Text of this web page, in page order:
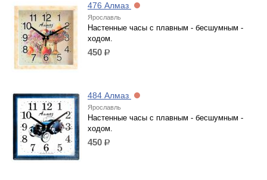
476 Алмаз
Ярославль
Настенные часы с плавным - бесшумным -
ходом.
450 р.
484 Алмаз
Ярославль
Настенные часы с плавным - бесшумным -
ходом.
450 р.